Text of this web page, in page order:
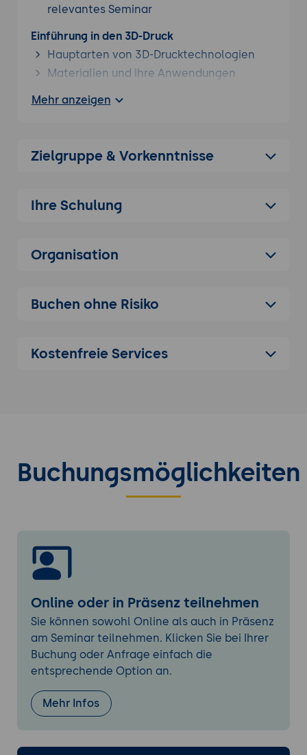
relevantes Seminar
Einführung in den 3D-Druck
Hauptarten von 3D-Drucktechnologien
Materialien und ihre Anwendungen
Einführung in Autodesk Inventor
Modellierungstechniken
Modellprüfung und -vorbereitung
Wie man Modelle auf Druckbarkeit prüft
wie nicht wasserdichte Geometrien
Überlegungen zum Wandstärken-Design
Druck
Arbeiten mit Baugruppen und deren
Vorbereitung für den Druck
Simulation des Druckprozesses
Vorbereitung und Anpassung basierend
auf den Simulationsergebnissen
Exportieren von Modellen für den 3D-Druck
Wählen des richtigen Dateiformats (z. B.
STL)
Einstellung der Exportparameter für hohe
Qualität
Einführung in die Druckersoftware
Mehr anzeigen
Zielgruppe & Vorkenntnisse
Ihre Schulung
Organisation
Buchen ohne Risiko
Kostenfreie Services
Buchungsmöglichkeiten
Online oder in Präsenz teilnehmen
Sie können sowohl Online als auch in Präsenz
am Seminar teilnehmen. Klicken Sie bei Ihrer
Buchung oder Anfrage einfach die
entsprechende Option an.
Mehr Infos